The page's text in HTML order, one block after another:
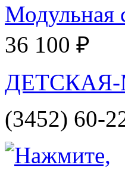
36 100 ₽
ДЕТСКАЯ-
(3452) 60-